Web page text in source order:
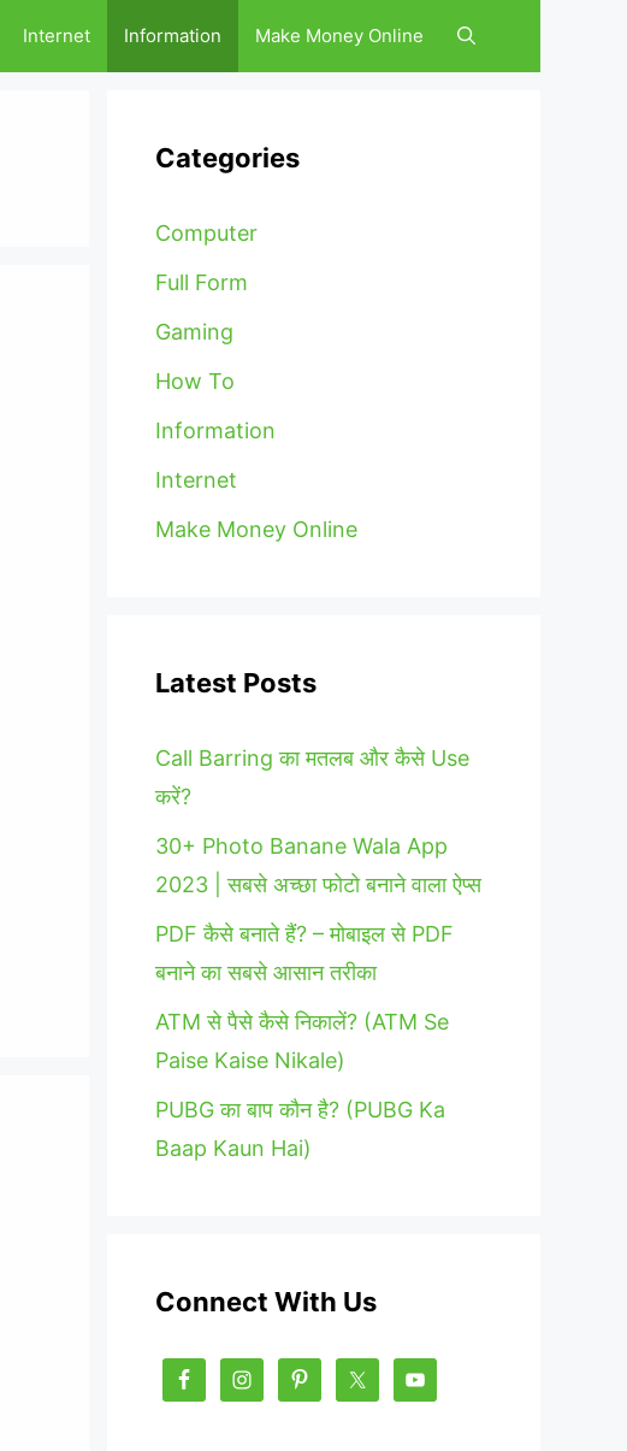
Internet Information Make Money Online
Categories
Computer
Full Form
Gaming
How To
Information
Internet
Make Money Online
Latest Posts
Call Barring का मतलब और कैसे Use
करें?
30+ Photo Banane Wala App
2023 | सबसे अच्छा फोटो बनाने वाला ऐप्स
PDF कैसे बनाते हैं? – मोबाइल से PDF
बनाने का सबसे आसान तरीका
ATM से पैसे कैसे निकालें? (ATM Se
Paise Kaise Nikale)
PUBG का बाप कौन है? (PUBG Ka
Baap Kaun Hai)
Connect With Us